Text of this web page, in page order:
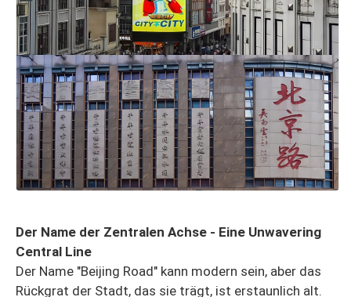
Der Name der Zentralen Achse - Eine Unwavering
Central Line
Der Name "Beijing Road" kann modern sein, aber das
Rückgrat der Stadt, das sie trägt, ist erstaunlich alt.